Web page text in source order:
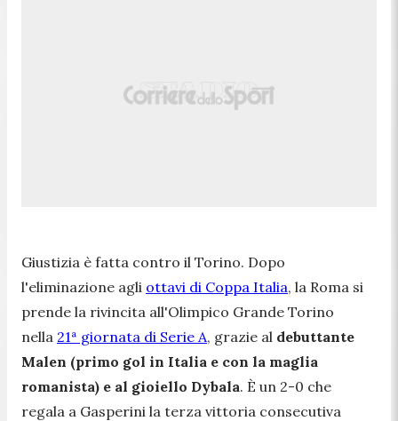
Giustizia è fatta contro il Torino. Dopo
l'eliminazione agli ottavi di Coppa Italia, la Roma si
prende la rivincita all'Olimpico Grande Torino
nella 21ª giornata di Serie A, grazie al debuttante
Malen (primo gol in Italia e con la maglia
romanista) e al gioiello Dybala. È un 2-0 che
regala a Gasperini la terza vittoria consecutiva